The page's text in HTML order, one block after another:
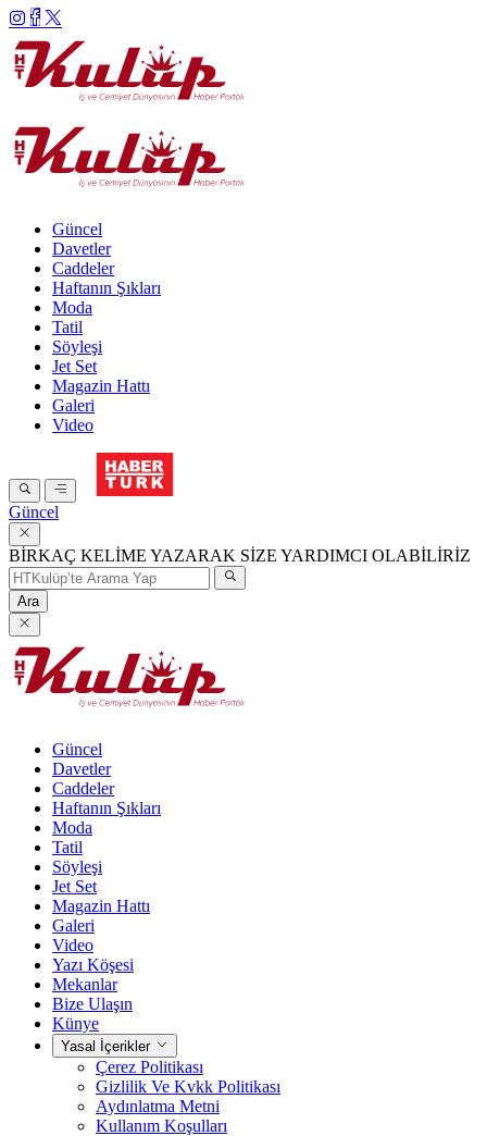
Güncel
Davetler
Caddeler
Haftanın Şıkları
Moda
Tatil
Söyleşi
Jet Set
Magazin Hattı
Galeri
Video
Güncel
BİRKAÇ KELİME YAZARAK SİZE YARDIMCI OLABİLİRİZ
Ara
Güncel
Davetler
Caddeler
Haftanın Şıkları
Moda
Tatil
Söyleşi
Jet Set
Magazin Hattı
Galeri
Video
Yazı Köşesi
Mekanlar
Bize Ulaşın
Künye
Yasal İçerikler
Çerez Politikası
Gizlilik Ve Kvkk Politikası
Aydınlatma Metni
Kullanım Koşulları